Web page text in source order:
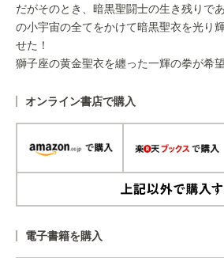
だがそのとき、暗黒聖闘士の生き残りで
の小宇宙の全てをかけて暗黒聖衣を光り
せた！
獅子座の黄金聖衣を纏った一輝の拳が希
オンライン書店で購入
電子書籍を購入